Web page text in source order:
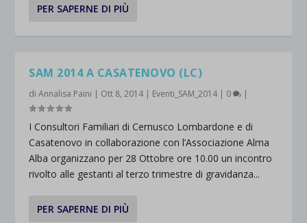
PER SAPERNE DI PIÙ
SAM 2014 A CASATENOVO (LC)
diAnnalisa Paini | Ott 8, 2014 | Eventi_SAM_2014 | 0 |
I Consultori Familiari di Cernusco Lombardone e di
Casatenovo in collaborazione con l’Associazione Alma
Alba organizzano per 28 Ottobre ore 10.00 un incontro
rivolto alle gestanti al terzo trimestre di gravidanza...
PER SAPERNE DI PIÙ